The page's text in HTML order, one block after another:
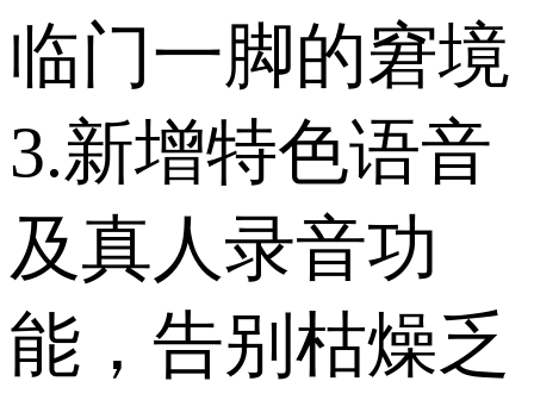
临门一脚的窘境
3.新增特色语音
及真人录音功
能，告别枯燥乏